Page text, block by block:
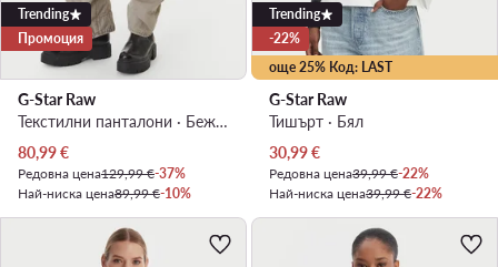
Trending
Промоция
G-Star Raw
Текстилни панталони · Бежов · Relaxed Fit
Актуална цена
80,99€
Редовна цена129,99 €-37%
Най-ниска цена89,99 €-10%
още 25% Код: LAST
Trending
-22%
G-Star Raw
Тишърт · Бял
Актуална цена
30,99€
Редовна цена39,99 €-22%
Най-ниска цена39,99 €-22%